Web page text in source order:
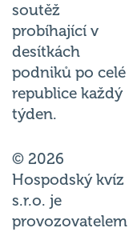
soutěž
probíhající v
desítkách
podniků po celé
republice každý
týden.
© 2026
Hospodský kvíz
s.r.o. je
provozovatelem